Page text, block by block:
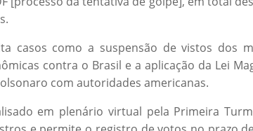
casos como a suspensão de vistos dos
contra o Brasil e a aplicação da Lei
com autoridades americanas.
em plenário virtual pela Primeira